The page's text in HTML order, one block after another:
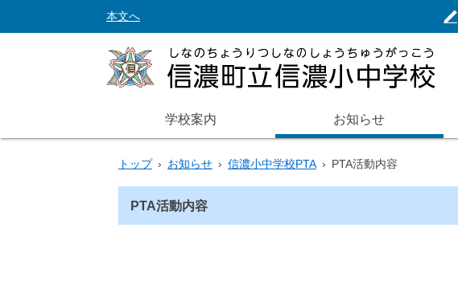
本文へ
学校案内 お知らせ
トップ › お知らせ › 信濃小中学校PTA › PTA活動内容
PTA活動内容